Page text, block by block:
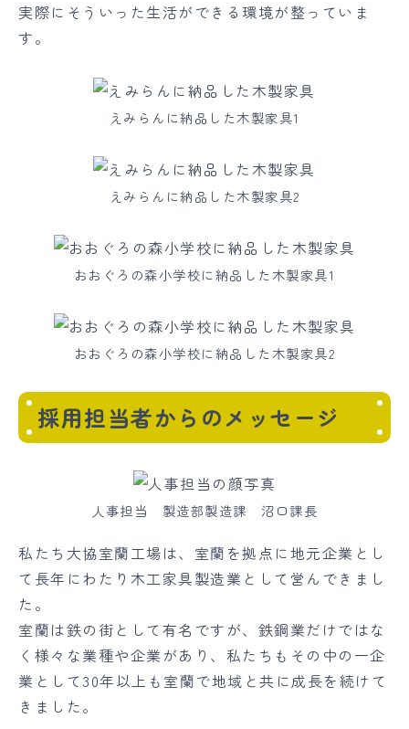
実際にそういった生活ができる環境が整っていま
す。
えみらんに納品した木製家具1
えみらんに納品した木製家具2
おおぐろの森小学校に納品した木製家具1
おおぐろの森小学校に納品した木製家具2
採用担当者からのメッセージ
人事担当 製造部製造課 沼口課長
私たち大協室蘭工場は、室蘭を拠点に地元企業とし
て長年にわたり木工家具製造業として営んできまし
た。
室蘭は鉄の街として有名ですが、鉄鋼業だけではな
く様々な業種や企業があり、私たちもその中の一企
業として30年以上も室蘭で地域と共に成長を続けて
きました。